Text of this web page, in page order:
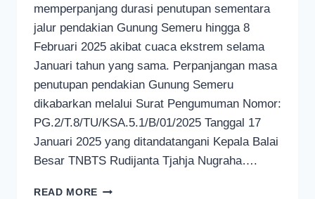
memperpanjang durasi penutupan sementara
jalur pendakian Gunung Semeru hingga 8
Februari 2025 akibat cuaca ekstrem selama
Januari tahun yang sama. Perpanjangan masa
penutupan pendakian Gunung Semeru
dikabarkan melalui Surat Pengumuman Nomor:
PG.2/T.8/TU/KSA.5.1/B/01/2025 Tanggal 17
Januari 2025 yang ditandatangani Kepala Balai
Besar TNBTS Rudijanta Tjahja Nugraha….
READ MORE PENDAKIAN